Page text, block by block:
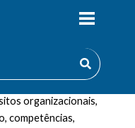
avançada de dados
operacionais até
organizacionais,
competências,